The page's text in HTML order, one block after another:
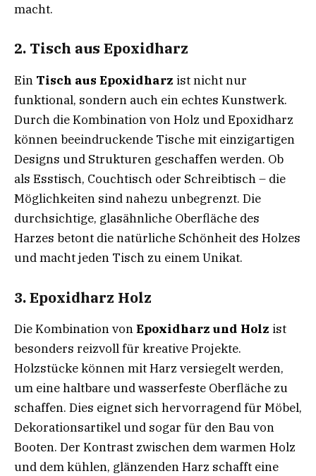
macht.
2. Tisch aus Epoxidharz
Ein Tisch aus Epoxidharz ist nicht nur
funktional, sondern auch ein echtes Kunstwerk.
Durch die Kombination von Holz und Epoxidharz
können beeindruckende Tische mit einzigartigen
Designs und Strukturen geschaffen werden. Ob
als Esstisch, Couchtisch oder Schreibtisch – die
Möglichkeiten sind nahezu unbegrenzt. Die
durchsichtige, glasähnliche Oberfläche des
Harzes betont die natürliche Schönheit des Holzes
und macht jeden Tisch zu einem Unikat.
3. Epoxidharz Holz
Die Kombination vonEpoxidharz und Holz ist
besonders reizvoll für kreative Projekte.
Holzstücke können mit Harz versiegelt werden,
um eine haltbare und wasserfeste Oberfläche zu
schaffen. Dies eignet sich hervorragend für Möbel,
Dekorationsartikel und sogar für den Bau von
Booten. Der Kontrast zwischen dem warmen Holz
und dem kühlen, glänzenden Harz schafft eine